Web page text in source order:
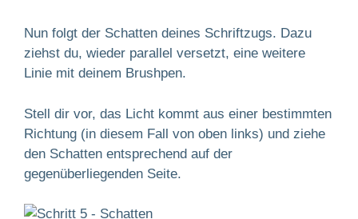
Nun folgt der Schatten deines Schriftzugs. Dazu
ziehst du, wieder parallel versetzt, eine weitere
Linie mit deinem Brushpen.
Stell dir vor, das Licht kommt aus einer bestimmten
Richtung (in diesem Fall von oben links) und ziehe
den Schatten entsprechend auf der
gegenüberliegenden Seite.